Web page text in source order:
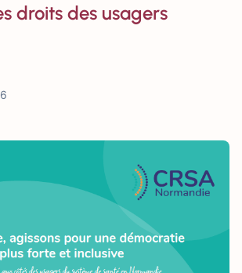
droits des usagers